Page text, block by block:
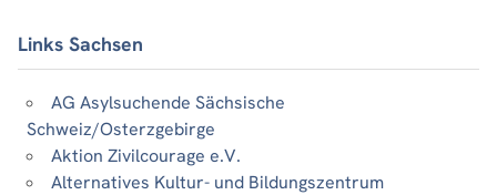
Links Sachsen
AG Asylsuchende Sächsische
Schweiz/Osterzgebirge
Aktion Zivilcourage e.V.
Alternatives Kultur- und Bildungszentrum